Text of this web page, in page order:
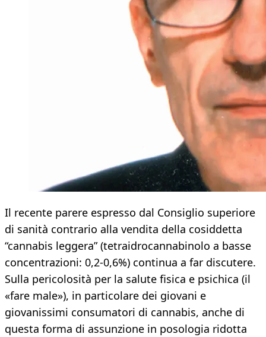
Il recente parere espresso dal Consiglio superiore
di sanità contrario alla vendita della cosiddetta
“cannabis leggera” (tetraidrocannabinolo a basse
concentrazioni: 0,2-0,6%) continua a far discutere.
Sulla pericolosità per la salute fisica e psichica (il
«fare male»), in particolare dei giovani e
giovanissimi consumatori di cannabis, anche di
questa forma di assunzione in posologia ridotta